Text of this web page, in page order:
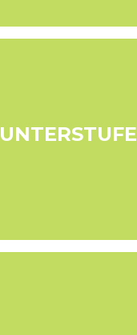
UNTERSTUFE